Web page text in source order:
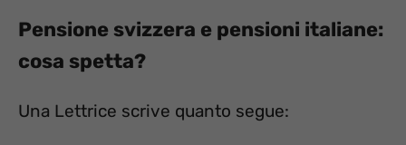
Pensione svizzera e pensioni italiane:
cosa spetta?
Una Lettrice scrive quanto segue: